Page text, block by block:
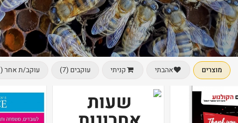
מוצרים אהבתי קניתי עוקבים (7) עוקב/ת אחר (1)